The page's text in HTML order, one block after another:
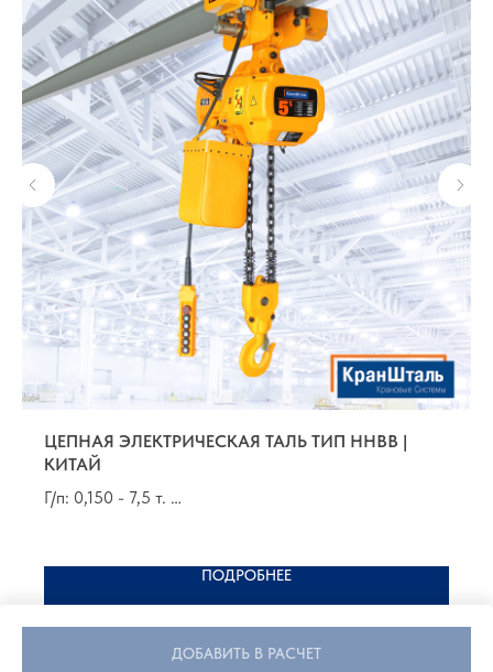
ДОБАВИТЬ В РАСЧЕТ
ЦЕПНАЯ ЭЛЕКТРИЧЕСКАЯ ТАЛЬ ТИП HHBB |
КИТАЙ
Г/п: 0,150 - 7,5 т.
ПОДРОБНЕЕ